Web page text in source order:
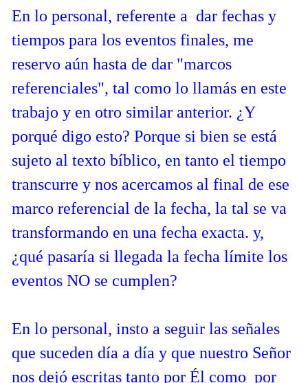
En lo personal, referente a dar fechas y
tiempos para los eventos finales, me
reservo aún hasta de dar "marcos
referenciales", tal como lo llamás en este
trabajo y en otro similar anterior. ¿Y
porqué digo esto? Porque si bien se está
sujeto al texto bíblico, en tanto el tiempo
transcurre y nos acercamos al final de ese
marco referencial de la fecha, la tal se va
transformando en una fecha exacta. y,
¿qué pasaría si llegada la fecha límite los
eventos NO se cumplen?
En lo personal, insto a seguir las señales
que suceden día a día y que nuestro Señor
nos dejó escritas tanto por Él como por